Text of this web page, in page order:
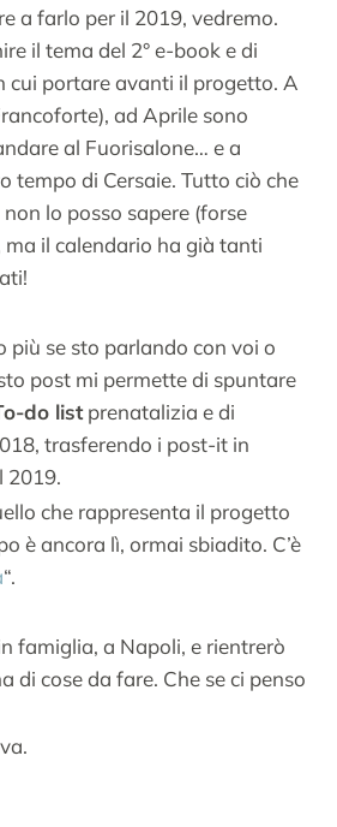
a farlo per il 2019, vedremo.
il tema del 2° e-book e di
cui portare avanti il progetto. A
ad Aprile sono
al Fuorisalone… e a
tempo di Cersaie. Tutto ciò che
lo posso sapere (forse
ma il calendario ha già tanti
più se sto parlando con voi o
post mi permette di spuntare
do listprenatalizia e di
trasferendo i post-it in
2019.
che rappresenta il progetto
è ancora lì, ormai sbiadito. C’è
“.
famiglia, a Napoli, e rientrerò
di cose da fare. Che se ci penso